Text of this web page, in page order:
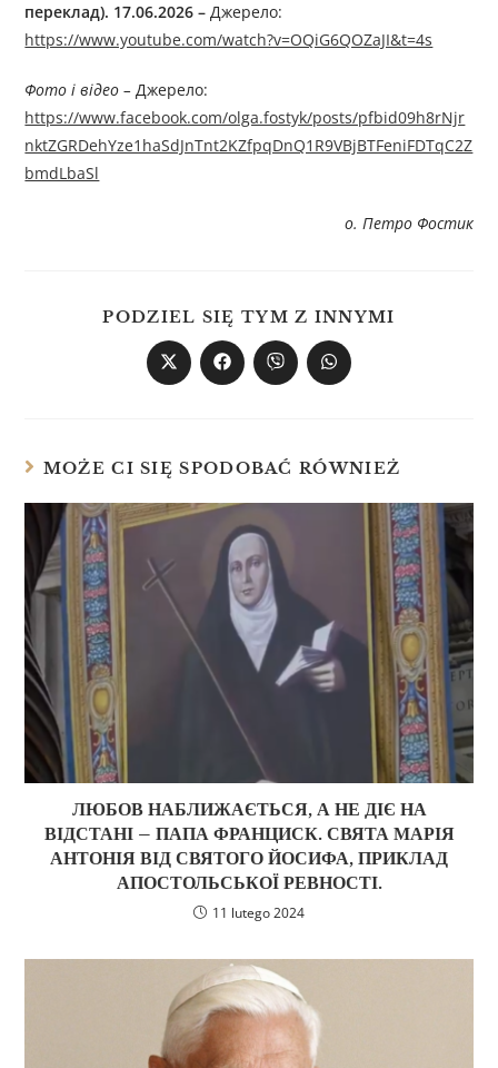
переклад). 17.06.2026 –Джерелo:
https://www.youtube.com/watch?v=OQiG6QOZaJI&t=4s
Фото і відео – Джерелo:
https://www.facebook.com/olga.fostyk/posts/pfbid09h8rNjr
nktZGRDehYze1haSdJnTnt2KZfpqDnQ1R9VBjBTFeniFDTqC2Z
bmdLbaSl
о. Петро Фостик
PODZIEL SIĘ TYM Z INNYMI
MOŻE CI SIĘ SPODOBAĆ RÓWNIEŻ
ЛЮБОВ НАБЛИЖАЄТЬСЯ, А НЕ ДІЄ НА
ВІДСТАНІ – ПАПА ФРАНЦИСК. СВЯТА МАРІЯ
АНТОНІЯ ВІД СВЯТОГО ЙОСИФА, ПРИКЛАД
АПОСТОЛЬСЬКОЇ РЕВНОСТІ.
11 lutego 2024